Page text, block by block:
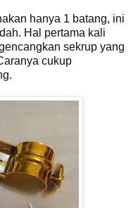
hanya 1 batang, ini
Hal pertama kali
sekrup yang
cukup